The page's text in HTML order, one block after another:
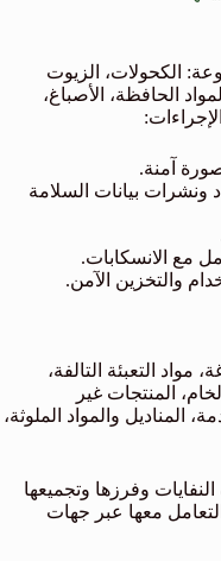
الكحولات، الزيوت
الحافظة، الأصباغ،
آمنة.
ونشرات بيانات السلامة
مع الانسكابات.
والتخزين الآمن.
مواد التعبئة التالفة،
المنتجات غير
المناديل والمواد الملوثة،
وفرزها وتجميعها
معها عبر جهات